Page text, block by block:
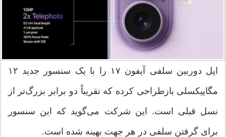
اپل دوربین سلفی آیفون ۱۷ را با یک سنسور جدید ۱۲
مگاپیکسلی بازطراحی کرده که تقریباً دو برابر بزرگ‌تر از
نسل قبلی است. این شرکت می‌گوید که این سنسور
برای گرفتن سلفی در هر جهت بهینه شده است.